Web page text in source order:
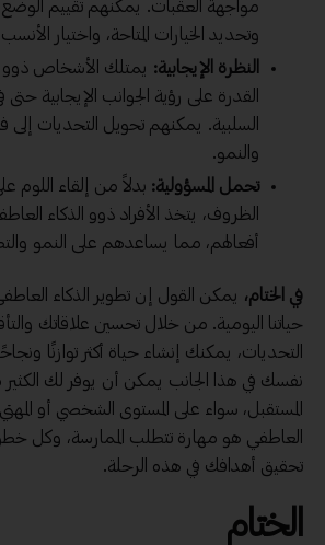
مواجهة العقبات. يمكنهم تقييم
وتحديد الخيارات المتاحة، واختيار
النظرة الإيجابية: يمتلك الأشخاص ذوو
القدرة على رؤية الجوانب الإيجابية حتى
السلبية. يمكنهم تحويل التحديات إلى
والنمو.
تحمل المسؤولية: بدلاً من إلقاء اللوم
الظروف، يتخذ الأفراد ذوو الذكاء
أفعالهم، مما يساعدهم على النمو
في الختام، يمكن القول إن تطوير الذكاء
حياتنا اليومية. من خلال تحسين علاقاتك
التحديات، يمكنك إنشاء حياة أكثر توازنًا
نفسك في هذا الجانب يمكن أن يوفر لك الكثير
المستقبل، سواء على المستوى الشخصي أو
العاطفي هو مهارة تتطلب الممارسة، وكل
تحقيق أهدافك في هذه الرحلة.
الختام